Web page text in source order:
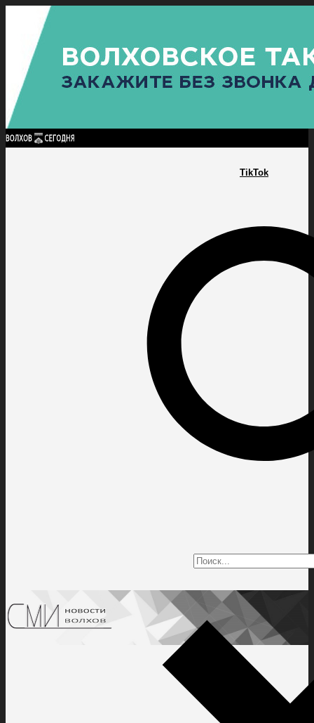
TikTok
Найти:
ГЛАВНАЯ ПОЛИТИКАПРОИСШЕСТВИЯ ПРОКУРАТУРАСПОРТ
ПОЛИТИКА
КУЛЬТУРА
ПОСЕЛЕНИЯ